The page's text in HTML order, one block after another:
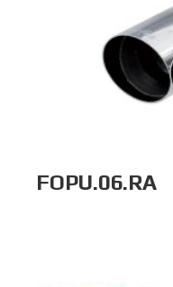
FOPU.06.RA